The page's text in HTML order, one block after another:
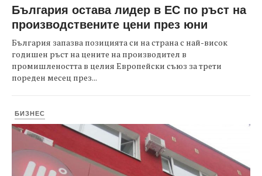
България остава лидер в ЕС по ръст на
производствените цени през юни
България запазва позицията си на страна с най-висок
годишен ръст на цените на производител в
промишлеността в целия Европейски съюз за трети
пореден месец през...
БИЗНЕС